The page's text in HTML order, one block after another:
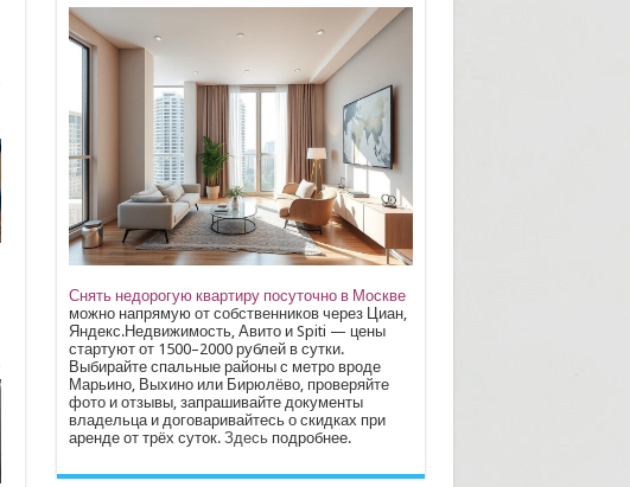
Снять недорогую квартиру посуточно в Москве
можно напрямую от собственников через Циан,
Яндекс.Недвижимость, Авито и Spiti — цены
стартуют от 1500–2000 рублей в сутки.
Выбирайте спальные районы с метро вроде
Марьино, Выхино или Бирюлёво, проверяйте
фото и отзывы, запрашивайте документы
владельца и договаривайтесь о скидках при
аренде от трёх суток. Здесьподробнее.